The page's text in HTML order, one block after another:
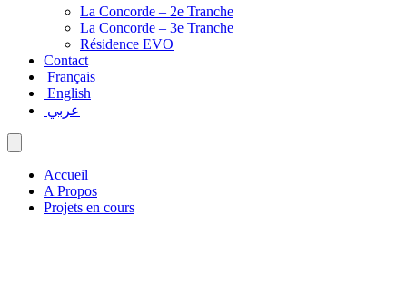
La Concorde – 2e Tranche
La Concorde – 3e Tranche
Résidence EVO
Contact
Français
English
عربي
Accueil
A Propos
Projets en cours